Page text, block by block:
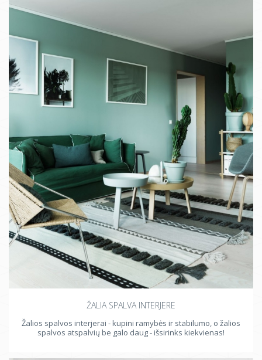
ŽALIA SPALVA INTERJERE
Žalios spalvos interjerai - kupini ramybės ir stabilumo, o žalios
spalvos atspalvių be galo daug - išsirinks kiekvienas!